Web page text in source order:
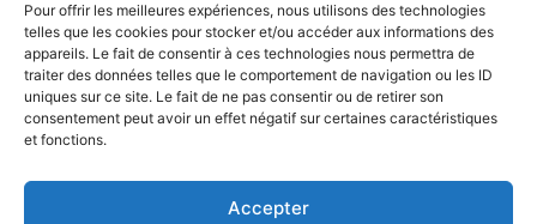
Pour offrir les meilleures expériences, nous utilisons des technologies
telles que les cookies pour stocker et/ou accéder aux informations des
appareils. Le fait de consentir à ces technologies nous permettra de
traiter des données telles que le comportement de navigation ou les ID
uniques sur ce site. Le fait de ne pas consentir ou de retirer son
consentement peut avoir un effet négatif sur certaines caractéristiques
et fonctions.
Accepter
Ouverture: Mardi, mercredi et vendredi de 9h à 12h - Samedi
sur RDV
RACCOURCIS
Actualités